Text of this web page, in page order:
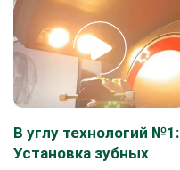
В углу технологий №1:
Установка зубных